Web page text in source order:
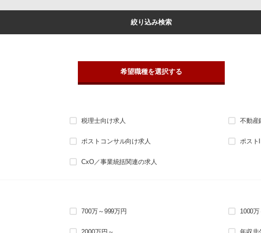
絞り込み検索
希望職種を選択する
税理士向け求人 不動産
ポストコンサル向け求人 ポスト
CxO／事業統括関連の求人
700万～999万円 1000